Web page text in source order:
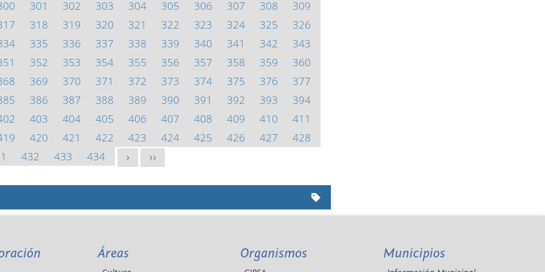
301 302 303 304 305 306 307 308
309
318 319 320 321 322 323 324 325
326
335 336 337 338 339 340 341 342
343
352 353 354 355 356 357 358 359
360
369 370 371 372 373 374 375 376
377
386 387 388 389 390 391 392 393
394
403 404 405 406 407 408 409 410
411
420 421 422 423 424 425 426 427
428
432 433 434 > >>
Áreas Organismos Municipios